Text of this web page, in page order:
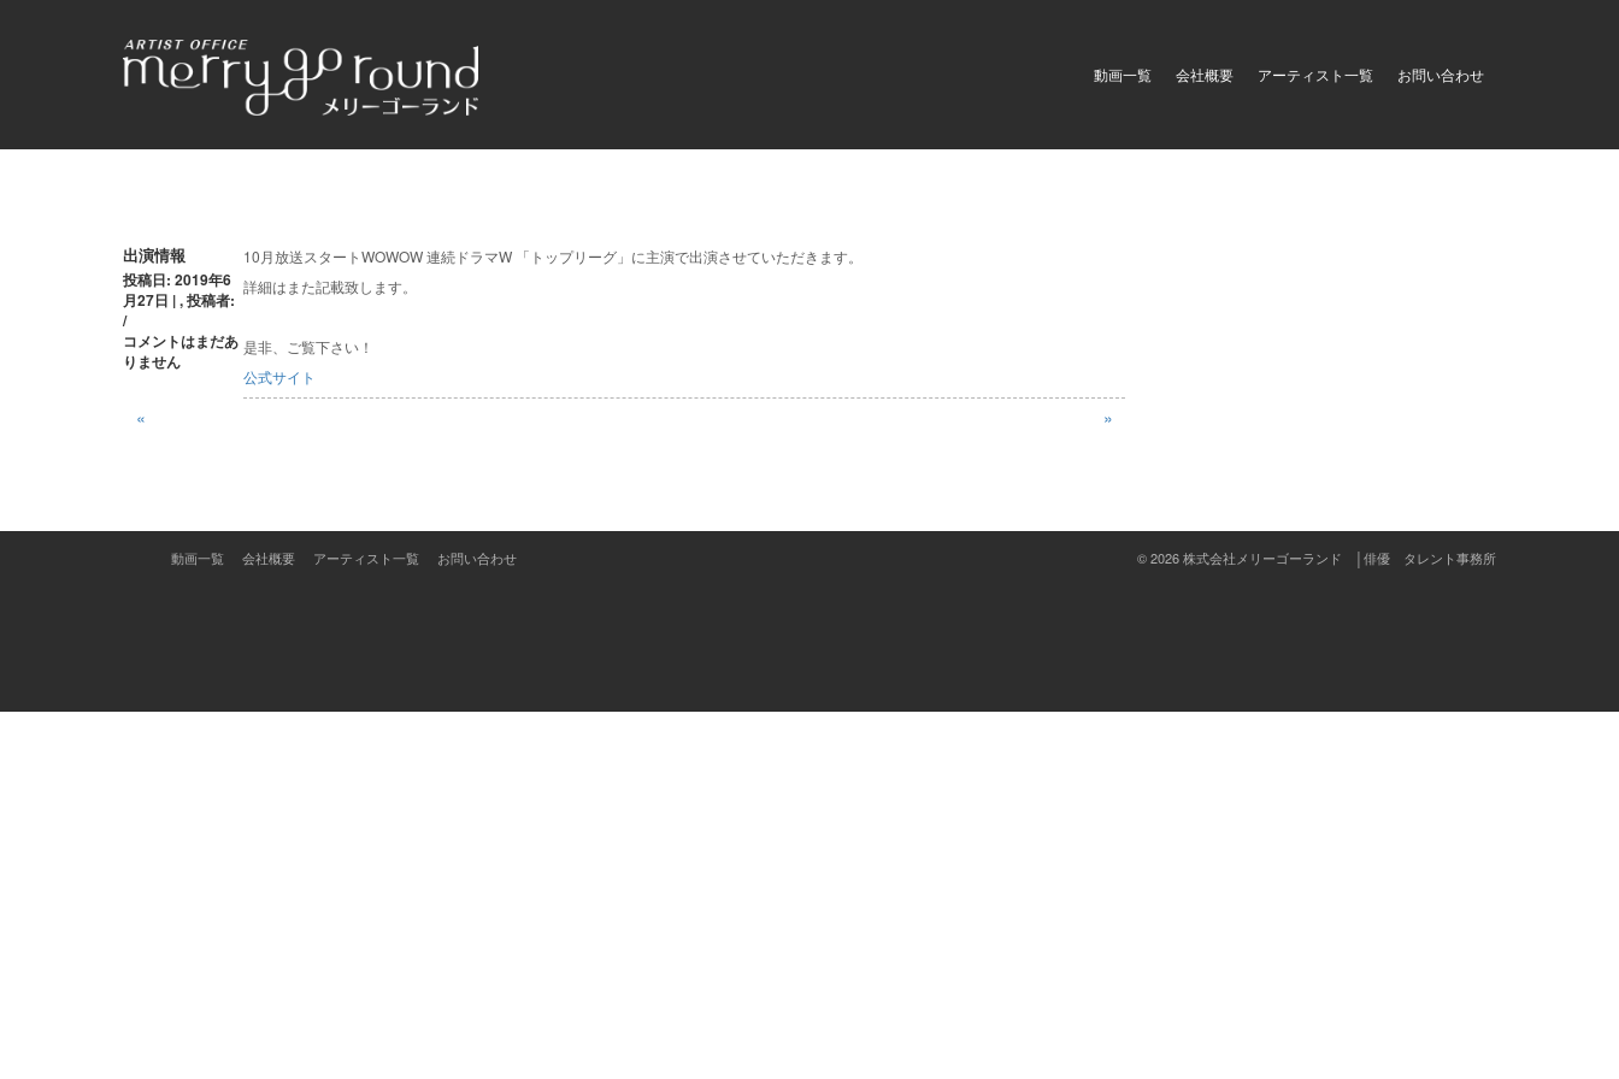
動画一覧 会社概要 アーティスト一覧 お問い合わせ
出演情報
投稿日: 2019年6
月27日 | , 投稿者:
/
コメントはまだあ
りません
10月放送スタートWOWOW 連続ドラマW 「トップリーグ」に主演で出演させていただきます。
詳細はまた記載致します。
是非、ご覧下さい！
公式サイト
投
稿
ナ
ビ
ゲ
ョ
« »
動画一覧 会社概要 アーティスト一覧 お問い合わせ © 2026 株式会社メリーゴーランド │俳優 タレント事務所